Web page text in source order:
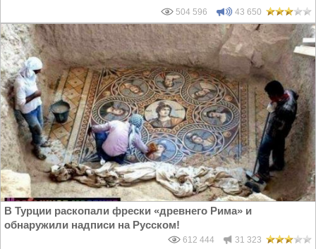
504 596 43 650
В Турции раскопали фрески «древнего Рима» и
обнаружили надписи на Русском!
612 444 31 323